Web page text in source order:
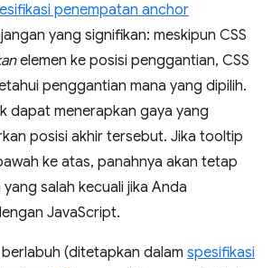
penempatan anchor
yang signifikan: meskipun CSS
elemen ke posisi penggantian, CSS
penggantian mana yang dipilih.
dapat menerapkan gaya yang
posisi akhir tersebut. Jika tooltip
ke atas, panahnya akan tetap
salah kecuali jika Anda
JavaScript.
(ditetapkan dalam spesifikasi